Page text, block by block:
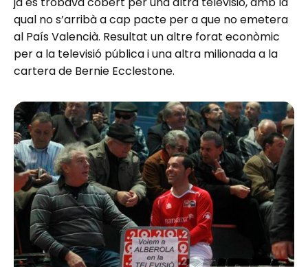
qual no s’arribà a cap pacte per a que no emetera
al País Valencià. Resultat un altre forat econòmic
per a la televisió pública i una altra milionada a la
cartera de Bernie Ecclestone.